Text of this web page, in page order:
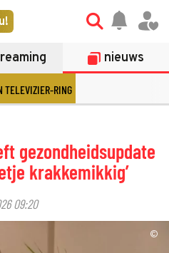
nieuws
TELEVIZIER-RING
gezondheidsupdate
krakkemikkig’
09:20
©